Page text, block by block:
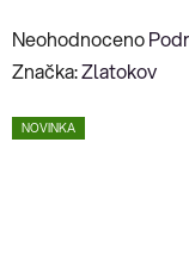
Průměrné
hodnocení
je
Neohodnoceno
Značka:Zlatokov
NOVINKA